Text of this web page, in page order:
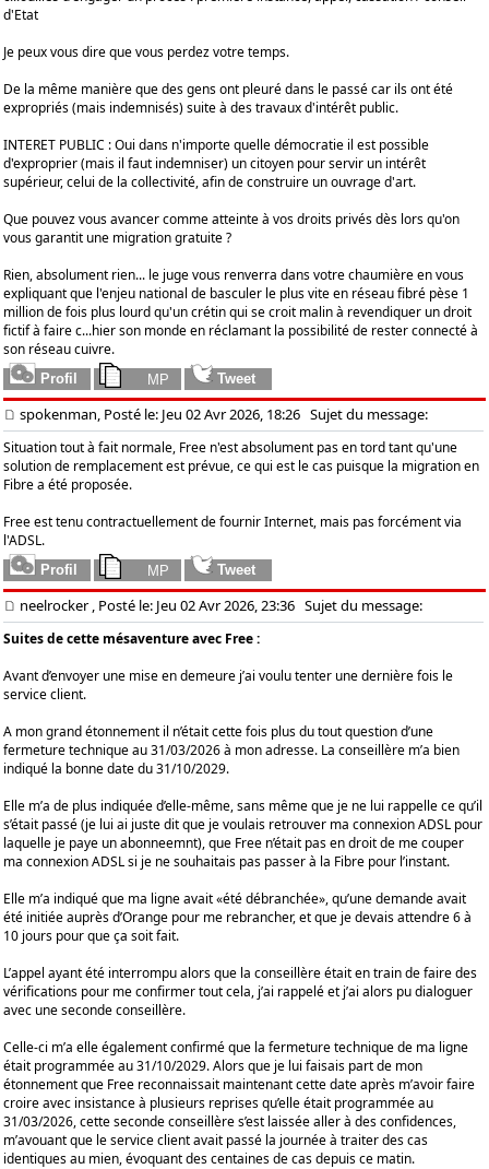
d'Etat
Je peux vous dire que vous perdez votre temps.
De la même manière que des gens ont pleuré dans le passé car ils ont été
expropriés (mais indemnisés) suite à des travaux d'intérêt public.
INTERET PUBLIC : Oui dans n'importe quelle démocratie il est possible
d'exproprier (mais il faut indemniser) un citoyen pour servir un intérêt
supérieur, celui de la collectivité, afin de construire un ouvrage d'art.
Que pouvez vous avancer comme atteinte à vos droits privés dès lors qu'on
vous garantit une migration gratuite ?
Rien, absolument rien... le juge vous renverra dans votre chaumière en vous
expliquant que l'enjeu national de basculer le plus vite en réseau fibré pèse 1
million de fois plus lourd qu'un crétin qui se croit malin à revendiquer un droit
fictif à faire c...hier son monde en réclamant la possibilité de rester connecté à
son réseau cuivre.
spokenman, Posté le: Jeu 02 Avr 2026, 18:26 Sujet du message:
Situation tout à fait normale, Free n'est absolument pas en tord tant qu'une
solution de remplacement est prévue, ce qui est le cas puisque la migration en
Fibre a été proposée.
Free est tenu contractuellement de fournir Internet, mais pas forcément via
l'ADSL.
neelrocker, Posté le: Jeu 02 Avr 2026, 23:36 Sujet du message:
Suites de cette mésaventure avec Free :
Avant d’envoyer une mise en demeure j’ai voulu tenter une dernière fois le
service client.
A mon grand étonnement il n’était cette fois plus du tout question d’une
fermeture technique au 31/03/2026 à mon adresse. La conseillère m’a bien
indiqué la bonne date du 31/10/2029.
Elle m’a de plus indiquée d’elle-même, sans même que je ne lui rappelle ce qu’il
s’était passé (je lui ai juste dit que je voulais retrouver ma connexion ADSL pour
laquelle je paye un abonneemnt), que Free n’était pas en droit de me couper
ma connexion ADSL si je ne souhaitais pas passer à la Fibre pour l’instant.
Elle m’a indiqué que ma ligne avait «été débranchée», qu’une demande avait
été initiée auprès d’Orange pour me rebrancher, et que je devais attendre 6 à
10 jours pour que ça soit fait.
L’appel ayant été interrompu alors que la conseillère était en train de faire des
vérifications pour me confirmer tout cela, j’ai rappelé et j’ai alors pu dialoguer
avec une seconde conseillère.
Celle-ci m’a elle également confirmé que la fermeture technique de ma ligne
était programmée au 31/10/2029. Alors que je lui faisais part de mon
étonnement que Free reconnaissait maintenant cette date après m’avoir faire
croire avec insistance à plusieurs reprises qu’elle était programmée au
31/03/2026, cette seconde conseillère s’est laissée aller à des confidences,
m’avouant que le service client avait passé la journée à traiter des cas
identiques au mien, évoquant des centaines de cas depuis ce matin.